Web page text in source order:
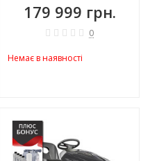
179 999 грн.
0
Немає в наявності